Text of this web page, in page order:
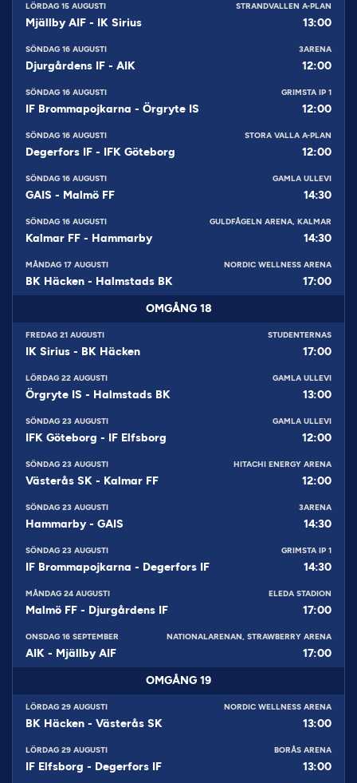
LÖRDAG 15 AUGUSTI STRANDVALLEN A-PLAN
Mjällby AIF - IK Sirius 13:00
SÖNDAG 16 AUGUSTI 3ARENA
Djurgårdens IF - AIK 12:00
SÖNDAG 16 AUGUSTI GRIMSTA IP 1
IF Brommapojkarna - Örgryte IS 12:00
SÖNDAG 16 AUGUSTI STORA VALLA A-PLAN
Degerfors IF - IFK Göteborg 12:00
SÖNDAG 16 AUGUSTI GAMLA ULLEVI
GAIS - Malmö FF 14:30
SÖNDAG 16 AUGUSTI GULDFÅGELN ARENA, KALMAR
Kalmar FF - Hammarby 14:30
MÅNDAG 17 AUGUSTI NORDIC WELLNESS ARENA
BK Häcken - Halmstads BK
17:00
OMGÅNG 18
FREDAG 21 AUGUSTI STUDENTERNAS
IK Sirius - BK Häcken 17:00
LÖRDAG 22 AUGUSTI GAMLA ULLEVI
Örgryte IS - Halmstads BK 13:00
SÖNDAG 23 AUGUSTI GAMLA ULLEVI
IFK Göteborg - IF Elfsborg 12:00
SÖNDAG 23 AUGUSTI HITACHI ENERGY ARENA
Västerås SK - Kalmar FF 12:00
SÖNDAG 23 AUGUSTI 3ARENA
Hammarby- GAIS 14:30
SÖNDAG 23 AUGUSTI GRIMSTA IP 1
IF Brommapojkarna - Degerfors IF 14:30
MÅNDAG 24 AUGUSTI ELEDA STADION
Malmö FF - Djurgårdens IF 17:00
ONSDAG 16 SEPTEMBER NATIONALARENAN, STRAWBERRY ARENA
AIK - Mjällby AIF
17:00
OMGÅNG 19
LÖRDAG 29 AUGUSTI NORDIC WELLNESS ARENA
BK Häcken - Västerås SK 13:00
LÖRDAG 29 AUGUSTI BORÅS ARENA
IF Elfsborg - Degerfors IF 13:00